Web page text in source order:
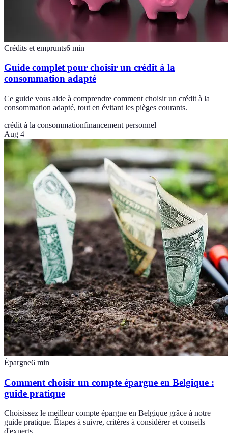
Crédits et emprunts6 min
Guide complet pour choisir un crédit à la
consommation adapté
Ce guide vous aide à comprendre comment choisir un crédit à la
consommation adapté, tout en évitant les pièges courants.
crédit à la consommationfinancement personnel
Aug 4
Épargne6 min
Comment choisir un compte épargne en Belgique :
guide pratique
Choisissez le meilleur compte épargne en Belgique grâce à notre
guide pratique. Étapes à suivre, critères à considérer et conseils